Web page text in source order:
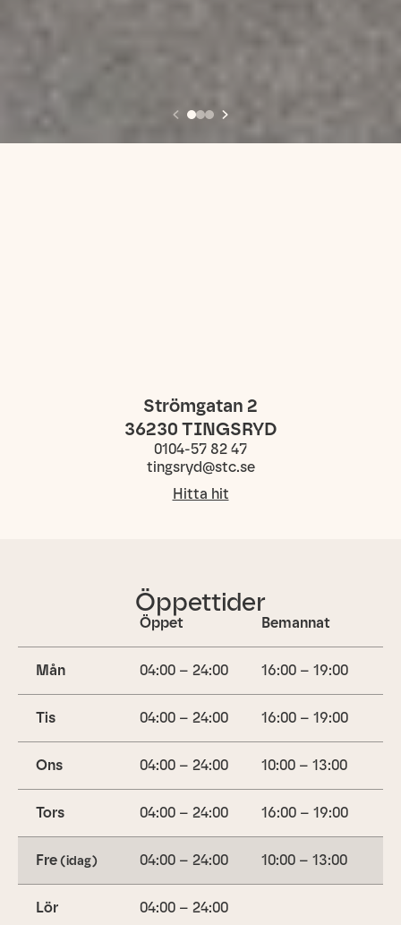
Strömgatan 2
36230 TINGSRYD
0104-57 82 47
tingsryd@stc.se
Hitta hit
Öppettider
Öppet Bemannat
Mån 04:00 – 24:00 16:00 – 19:00
Tis 04:00 – 24:00 16:00 – 19:00
Ons 04:00 – 24:00 10:00 – 13:00
Tors 04:00 – 24:00 16:00 – 19:00
Fre(idag) 04:00 – 24:00 10:00 – 13:00
Lör 04:00 – 24:00